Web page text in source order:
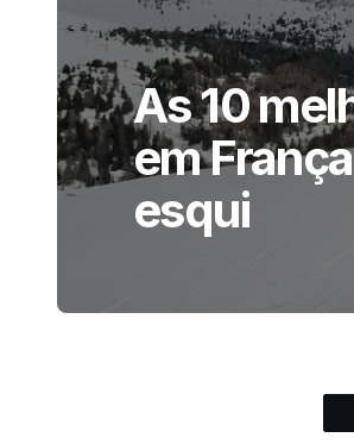
As 10
em
esqui